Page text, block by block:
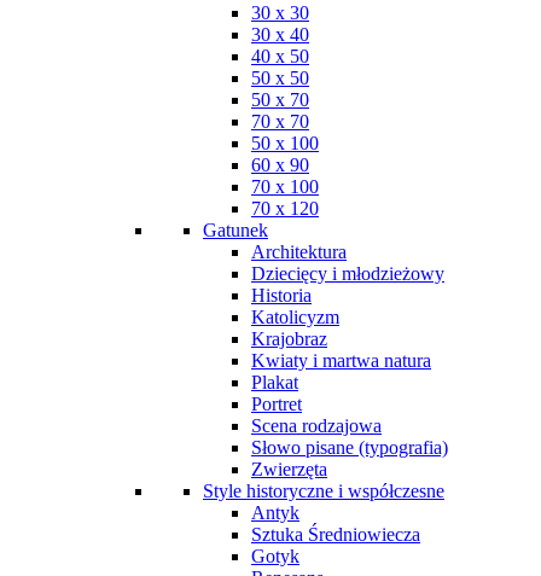
30 x 30
30 x 40
40 x 50
50 x 50
50 x 70
70 x 70
50 x 100
60 x 90
70 x 100
70 x 120
Gatunek
Architektura
Dziecięcy i młodzieżowy
Historia
Katolicyzm
Krajobraz
Kwiaty i martwa natura
Plakat
Portret
Scena rodzajowa
Słowo pisane (typografia)
Zwierzęta
Style historyczne i współczesne
Antyk
Sztuka Średniowiecza
Gotyk